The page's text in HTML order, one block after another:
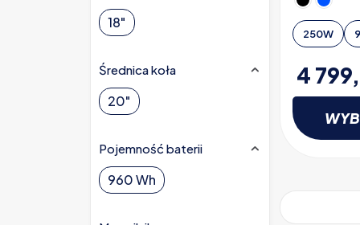
18"
Średnica koła
20"
Pojemność baterii
960 Wh
250W
4